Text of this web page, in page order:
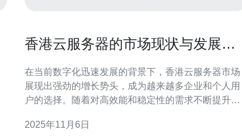
香港云服务器的市场现状与发展趋
在当前数字化迅速发展的背景下，香港云服务器市场
展现出强劲的增长势头，成为越来越多企业和个人用
户的选择。随着对高效能和稳定性的需求不断提升，
将深入分析香港云服务器的市场现状，技术进步，以
2025年11月6日